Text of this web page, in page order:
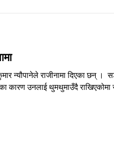
न्यौपानेले राजीनामा दिएका छन्
उनलाई थुमथुमाउँदै राखिएकोमा